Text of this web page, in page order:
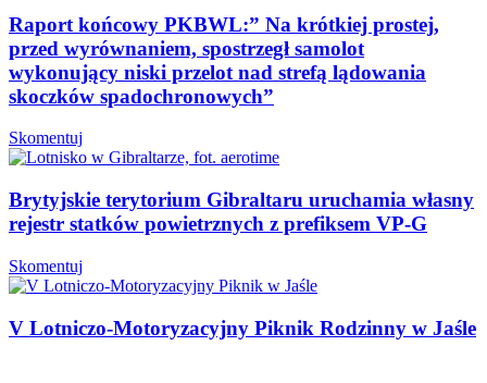
Raport końcowy PKBWL:” Na krótkiej prostej,
przed wyrównaniem, spostrzegł samolot
wykonujący niski przelot nad strefą lądowania
skoczków spadochronowych”
Skomentuj
Brytyjskie terytorium Gibraltaru uruchamia własny
rejestr statków powietrznych z prefiksem VP-G
Skomentuj
V Lotniczo-Motoryzacyjny Piknik Rodzinny w Jaśle